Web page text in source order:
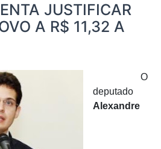
JUSTIFICAR
A R$ 11,32 A
O
deputado
Alexandre